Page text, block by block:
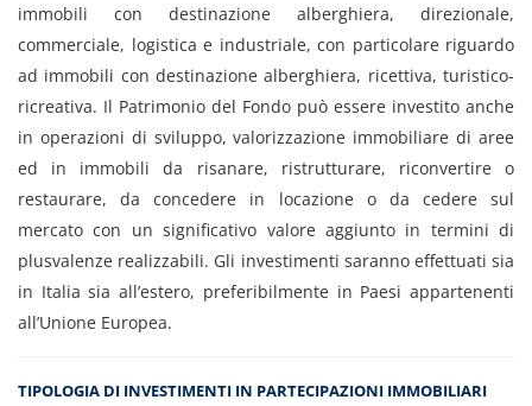
immobili con destinazione alberghiera, direzionale,
commerciale, logistica e industriale, con particolare riguardo
ad immobili con destinazione alberghiera, ricettiva, turistico-
ricreativa. Il Patrimonio del Fondo può essere investito anche
in operazioni di sviluppo, valorizzazione immobiliare di aree
ed in immobili da risanare, ristrutturare, riconvertire o
restaurare, da concedere in locazione o da cedere sul
mercato con un significativo valore aggiunto in termini di
plusvalenze realizzabili. Gli investimenti saranno effettuati sia
in Italia sia all’estero, preferibilmente in Paesi appartenenti
all’Unione Europea.
TIPOLOGIA DI INVESTIMENTI IN PARTECIPAZIONI IMMOBILIARI